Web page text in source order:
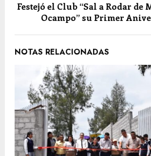
Festejó el Club “Sal a Rodar de
Ocampo” su Primer
NOTAS RELACIONADAS